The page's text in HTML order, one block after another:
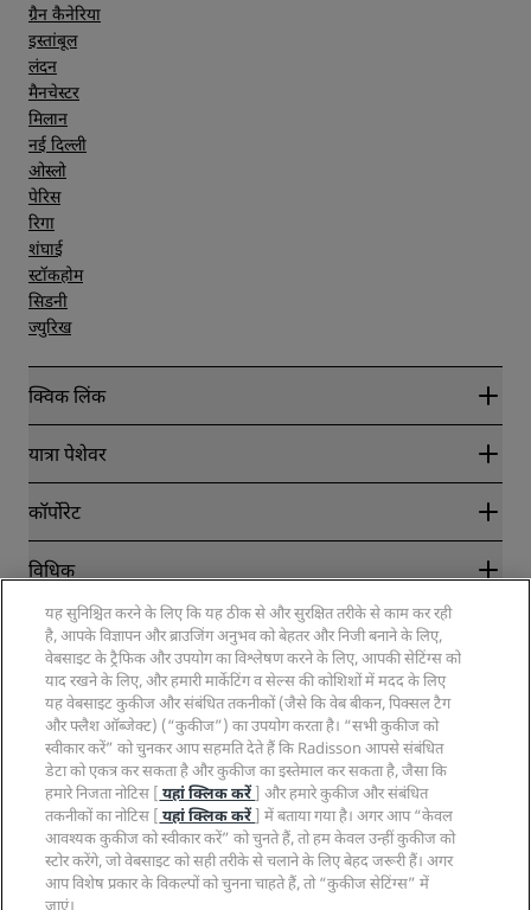
ग्रैन कैनेरिया
इस्तांबूल
लंदन
मैनचेस्टर
मिलान
नई दिल्ली
ओस्लो
पेरिस
रिगा
शंघाई
स्टॉकहोम
सिडनी
ज्युरिख
क्विक लिंक
Radisson Rewards
Blog
गंतव्य
Radisson Hotels ऐप
स्पोर्ट्स के लिए स्वीकृत होटल
परिवारों के लिए अनुकूल होटल
स्वास्थ्य और सुरक्षा
यात्रा पेशेवर
साझेदार
कॉर्पोरेट
Radisson Hotel Group
कैरियर RHG
कैरियर PPHE
कैरियर EHL
The Club by RHG
विकास के अवसर
जिम्मेदारीपूर्ण व्यवसाय
प्रोक्योरमेंट
विधिक
निजता केंद्र
विधिक नोटिस
Radisson Rewards के नियम और शर्तें
साइट के उपयोग के लिए समझौता
डिजिटल एक्सेसिबिलिटी
आधुनिक गुलामी वक्तव्य
मदद
उपभोक्ता एलर्ट्स
संपर्क करें
अक्सर पूछे जाने वाले प्रश्न
साइटमैप
सोशल मीडिया
Radisson Hotels ब्रांड्स
यह सुनिश्चित करने के लिए कि यह ठीक से और सुरक्षित तरीके से काम कर रही
है, आपके विज्ञापन और ब्राउजिंग अनुभव को बेहतर और निजी बनाने के लिए,
वेबसाइट के ट्रैफिक और उपयोग का विश्लेषण करने के लिए, आपकी सेटिंग्स को
याद रखने के लिए, और हमारी मार्केटिंग व सेल्स की कोशिशों में मदद के लिए
यह वेबसाइट कुकीज और संबंधित तकनीकों (जैसे कि वेब बीकन, पिक्सल टैग
और फ्लैश ऑब्जेक्ट) (“कुकीज”) का उपयोग करता है। “सभी कुकीज को
स्वीकार करें” को चुनकर आप सहमति देते हैं कि Radisson आपसे संबंधित
डेटा को एकत्र कर सकता है और कुकीज का इस्तेमाल कर सकता है, जैसा कि
हमारे निजता नोटिस [ यहां क्लिक करें] और हमारे कुकीज और संबंधित
तकनीकों का नोटिस [ यहां क्लिक करें] में बताया गया है। अगर आप “केवल
आवश्यक कुकीज को स्वीकार करें” को चुनते हैं, तो हम केवल उन्हीं कुकीज को
स्टोर करेंगे, जो वेबसाइट को सही तरीके से चलाने के लिए बेहद जरूरी हैं। अगर
आप विशेष प्रकार के विकल्पों को चुनना चाहते हैं, तो “कुकीज सेटिंग्स” में
जाएं।